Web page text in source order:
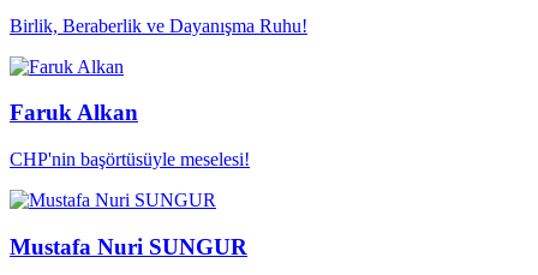
Birlik, Beraberlik ve Dayanışma Ruhu!
Faruk Alkan
CHP'nin başörtüsüyle meselesi!
Mustafa Nuri SUNGUR